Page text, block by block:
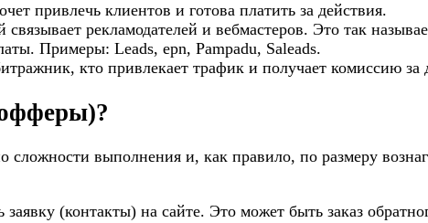
привлечь клиентов и готова платить за действия.
рекламодателей и вебмастеров. Это так
Примеры: Leads, epn, Pampadu, Saleads.
кто привлекает трафик и получает комиссию за
выполнения и, как правило, по размеру
заявку (контакты) на сайте. Это может быть заказ